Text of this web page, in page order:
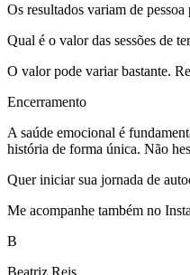
Os resultados variam de
Qual é o valor das sessões de
O valor pode variar bastante.
Encerramento
A saúde emocional é
história de forma única. Não
Quer iniciar sua jornada de
Me acompanhe também no
B
Beatriz Reis